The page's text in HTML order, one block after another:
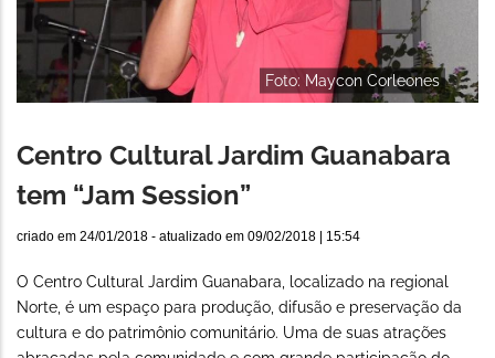
Foto: Maycon Corleones
Centro Cultural Jardim Guanabara
tem “Jam Session”
criado em 24/01/2018 - atualizado em 09/02/2018 | 15:54
O Centro Cultural Jardim Guanabara, localizado na regional
Norte, é um espaço para produção, difusão e preservação da
cultura e do patrimônio comunitário. Uma de suas atrações